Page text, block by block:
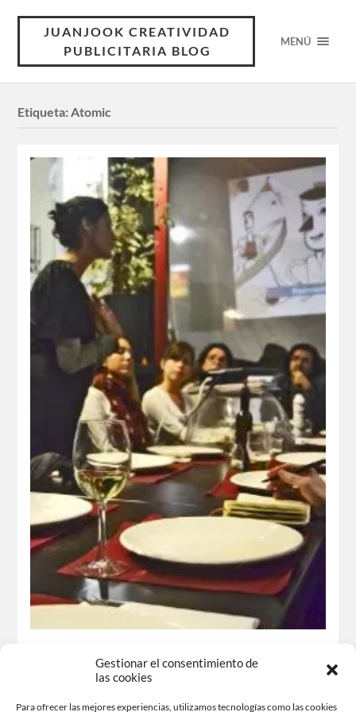
Gestionar el consentimiento de
las cookies
Para ofrecer las mejores experiencias, utilizamos tecnologías como las cookies
JUANJOOK CREATIVIDAD
PUBLICITARIA BLOG
MENÚ
Etiqueta:Atomic
De publicitaria a electricista
Seguramente te hayas preguntado si una grave crisis